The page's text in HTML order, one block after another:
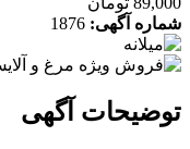
شماره آگهی: 1876
توضیحات آگهی